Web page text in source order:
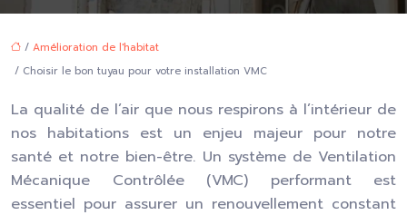
/ Amélioration de l'habitat
/ Choisir le bon tuyau pour votre installation VMC
La qualité de l’air que nous respirons à l’intérieur de
nos habitations est un enjeu majeur pour notre
santé et notre bien-être. Un système de Ventilation
Mécanique Contrôlée (VMC) performant est
essentiel pour assurer un renouvellement constant